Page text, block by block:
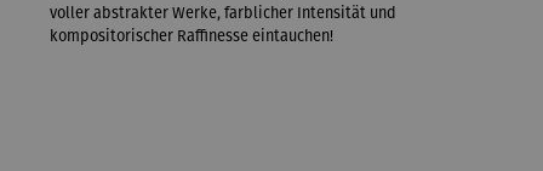
voller abstrakter Werke, farblicher Intensität und
kompositorischer Raffinesse eintauchen!